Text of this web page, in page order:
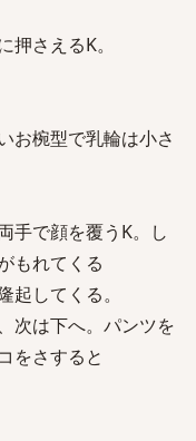
さえるK。
お椀型で乳輪は小さ
手で顔を覆うK。し
もれてくる
してくる。
次は下へ。パンツを
をさすると